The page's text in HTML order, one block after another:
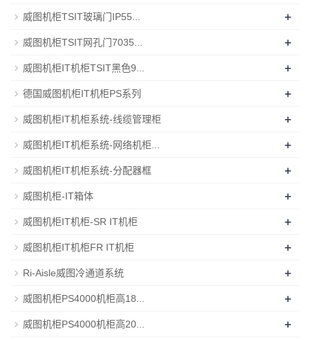
威图机柜TSIT玻璃门IP55... +
威图机柜TSIT网孔门7035... +
威图机柜IT机柜TSIT黑色9... +
德国威图机柜IT机柜PS系列 +
威图机柜IT机柜系统-线缆管理柜 +
威图机柜IT机柜系统-网络机柜... +
威图机柜IT机柜系统-分配器框 +
威图机柜-IT箱体 +
威图机柜IT机柜-SR IT机柜 +
威图机柜IT机柜FR IT机柜 +
Ri-Aisle威图冷通道系统 +
威图机柜PS4000机柜高18... +
威图机柜PS4000机柜高20... +